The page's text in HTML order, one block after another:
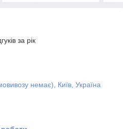
за рік
немає), Київ, Україна